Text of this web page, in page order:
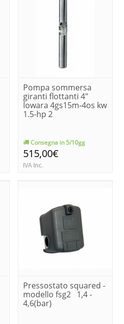
Pompa sommersa
giranti flottanti 4"
lowara 4gs15m-4os kw
1.5-hp 2
Consegna in 5/10gg
515,00€
IVA Inc.
Pressostato squared -
modello fsg2 1,4 -
4,6(bar)